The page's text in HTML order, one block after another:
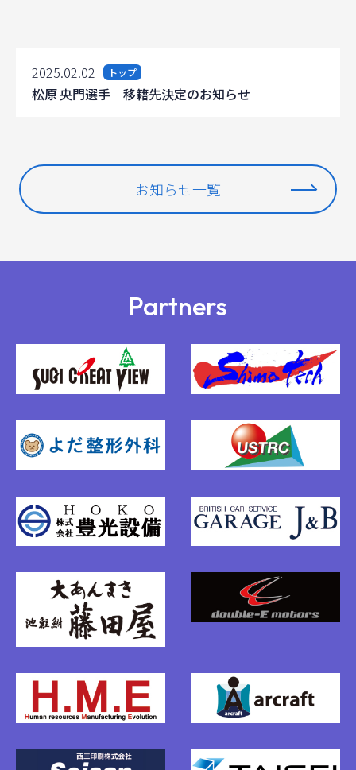
2025.02.02 トップ
松原 央門選手 移籍先決定のお知らせ
お知らせ一覧
Partners